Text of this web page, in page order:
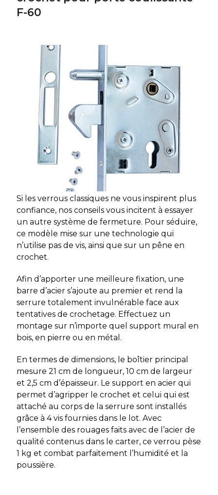
F-60
Si les verrous classiques ne vous inspirent plus
confiance, nos conseils vous incitent à essayer
un autre système de fermeture. Pour séduire,
ce modèle mise sur une technologie qui
n’utilise pas de vis, ainsi que sur un pêne en
crochet.
Afin d’apporter une meilleure fixation, une
barre d’acier s’ajoute au premier et rend la
serrure totalement invulnérable face aux
tentatives de crochetage. Effectuez un
montage sur n’importe quel support mural en
bois, en pierre ou en métal.
En termes de dimensions, le boîtier principal
mesure 21 cm de longueur, 10 cm de largeur
et 2,5 cm d’épaisseur. Le support en acier qui
permet d’agripper le crochet et celui qui est
attaché au corps de la serrure sont installés
grâce à 4 vis fournies dans le lot. Avec
l’ensemble des rouages faits avec de l’acier de
qualité contenus dans le carter, ce verrou pèse
1 kg et combat parfaitement l’humidité et la
poussière.